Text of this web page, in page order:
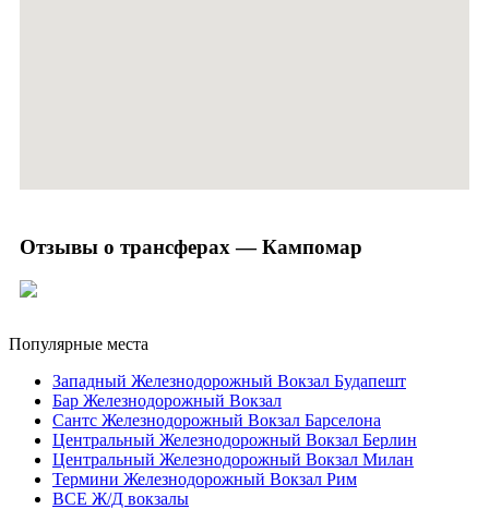
Отзывы о трансферах — Кампомар
Популярные места
Западный Железнодорожный Вокзал Будапешт
Бар Железнодорожный Вокзал
Сантс Железнодорожный Вокзал Барселона
Центральный Железнодорожный Вокзал Берлин
Центральный Железнодорожный Вокзал Милан
Термини Железнодорожный Вокзал Рим
ВСЕ Ж/Д вокзалы